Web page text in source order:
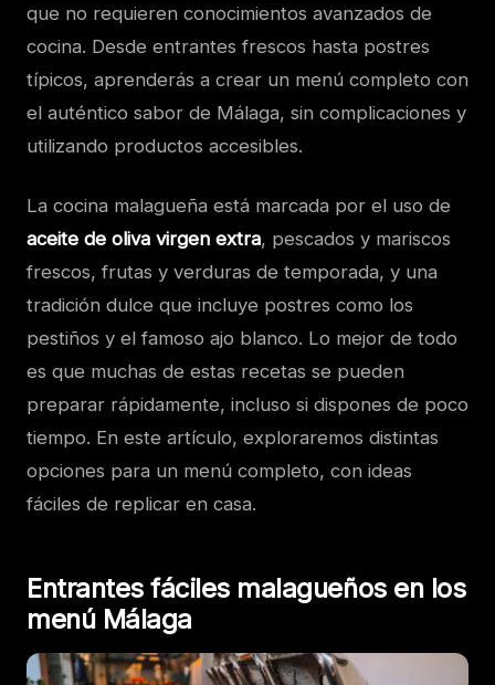
que no requieren conocimientos avanzados de
cocina. Desde entrantes frescos hasta postres
típicos, aprenderás a crear un menú completo con
el auténtico sabor de Málaga, sin complicaciones y
utilizando productos accesibles.
La cocina malagueña está marcada por el uso de
aceite de oliva virgen extra, pescados y mariscos
frescos, frutas y verduras de temporada, y una
tradición dulce que incluye postres como los
pestiños y el famoso ajo blanco. Lo mejor de todo
es que muchas de estas recetas se pueden
preparar rápidamente, incluso si dispones de poco
tiempo. En este artículo, exploraremos distintas
opciones para un menú completo, con ideas
fáciles de replicar en casa.
Entrantes fáciles malagueños en los
menú Málaga